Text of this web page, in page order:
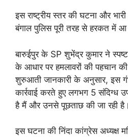
इस राष्ट्रीय स्तर की घटना और
बंगाल पुलिस पूरी तरह से हरकत में आ
बारुईपुर के SP शुभेंद्र कुमार ने
के आधार पर हमलावरों की पहचान
शुरुआती जानकारी के अनुसार, इस
कार्रवाई करते हुए लगभग 5 संदिग्ध
है मैं और उनसे पूछताछ की जा रही है।
इस घटना की निंदा कांग्रेस अध्यक्ष